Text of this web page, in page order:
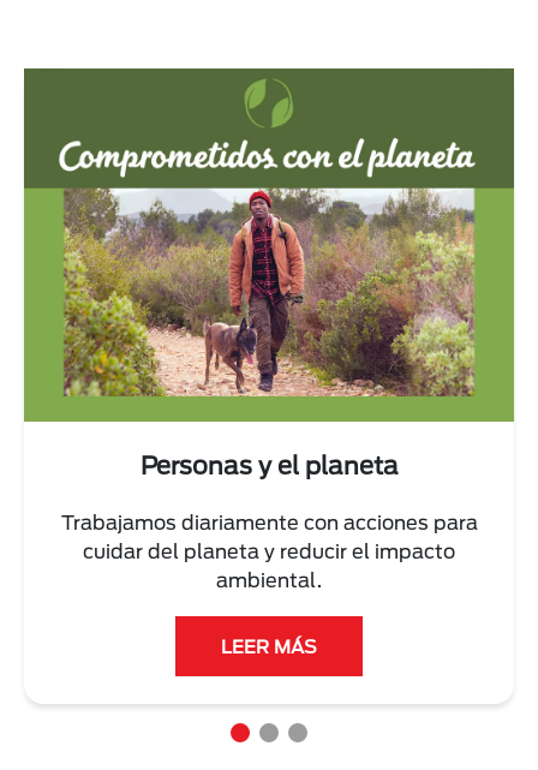
Personas y el planeta
Trabajamos diariamente con acciones para
cuidar del planeta y reducir el impacto
ambiental.
LEER MÁS